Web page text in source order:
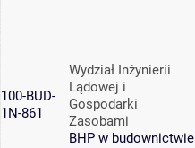
100-BUD-
1N-861
Wydział Inżynierii
Lądowej i
Gospodarki
Zasobami
BHP w budownictwie